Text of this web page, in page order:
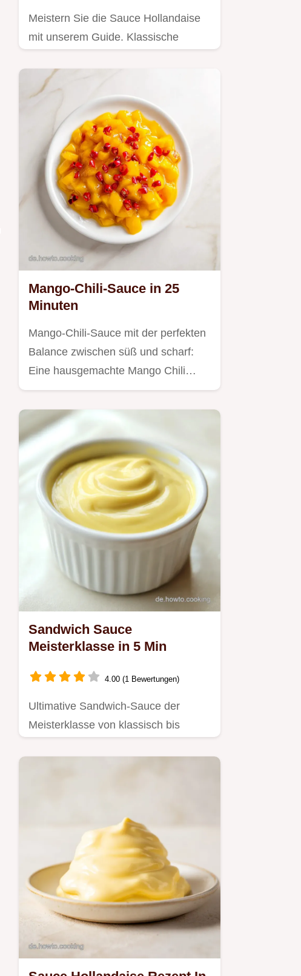
Meistern Sie die Sauce Hollandaise
mit unserem Guide. Klassische
Mango-Chili-Sauce in 25
Minuten
Mango-Chili-Sauce mit der perfekten
Balance zwischen süß und scharf:
Eine hausgemachte Mango Chili…
Sandwich Sauce
Meisterklasse in 5 Min
4.00 (1 Bewertungen)
Ultimative Sandwich-Sauce der
Meisterklasse von klassisch bis